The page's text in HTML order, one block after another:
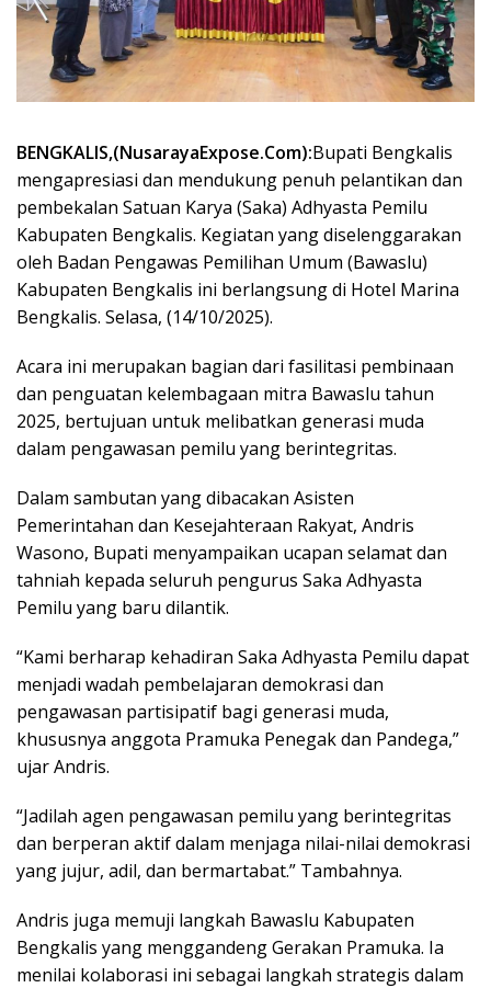
BENGKALIS,(NusarayaExpose.Com):Bupati Bengkalis
mengapresiasi dan mendukung penuh pelantikan dan
pembekalan Satuan Karya (Saka) Adhyasta Pemilu
Kabupaten Bengkalis. Kegiatan yang diselenggarakan
oleh Badan Pengawas Pemilihan Umum (Bawaslu)
Kabupaten Bengkalis ini berlangsung di Hotel Marina
Bengkalis. Selasa, (14/10/2025).
Acara ini merupakan bagian dari fasilitasi pembinaan
dan penguatan kelembagaan mitra Bawaslu tahun
2025, bertujuan untuk melibatkan generasi muda
dalam pengawasan pemilu yang berintegritas.
Dalam sambutan yang dibacakan Asisten
Pemerintahan dan Kesejahteraan Rakyat, Andris
Wasono, Bupati menyampaikan ucapan selamat dan
tahniah kepada seluruh pengurus Saka Adhyasta
Pemilu yang baru dilantik.
“Kami berharap kehadiran Saka Adhyasta Pemilu dapat
menjadi wadah pembelajaran demokrasi dan
pengawasan partisipatif bagi generasi muda,
khususnya anggota Pramuka Penegak dan Pandega,”
ujar Andris.
“Jadilah agen pengawasan pemilu yang berintegritas
dan berperan aktif dalam menjaga nilai-nilai demokrasi
yang jujur, adil, dan bermartabat.” Tambahnya.
Andris juga memuji langkah Bawaslu Kabupaten
Bengkalis yang menggandeng Gerakan Pramuka. Ia
menilai kolaborasi ini sebagai langkah strategis dalam